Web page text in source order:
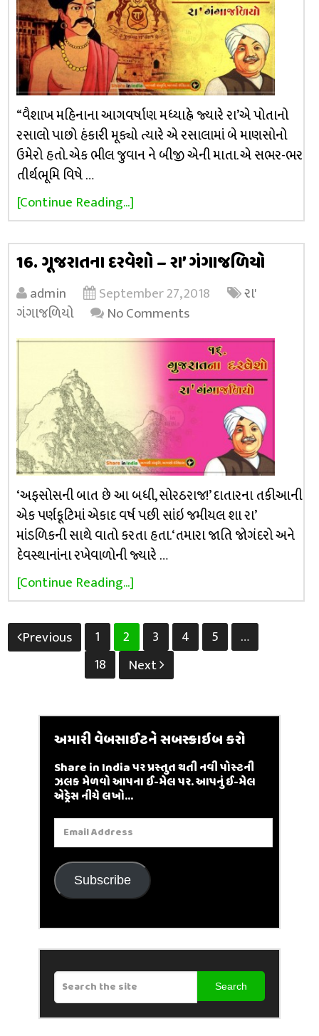
“વૈશાખ મહિનાના આગવર્ષાણ મધ્યાહ્ને જ્યારે રા’એ પોતાનો
રસાલો પાછો હંકારી મૂક્યો ત્યારે એ રસાલામાં બે માણસોનો
ઉમેરો હતો. એક ભીલ જુવાન ને બીજી એની માતા. એ સભર-ભર
તીર્થભૂમિ વિષે …
[Continue Reading...]
16. ગૂજરાતના દરવેશો – રા’ ગંગાજળિયો
admin September 27, 2018
રા'
ગંગાજળિયો
No Comments
‘અફસોસની બાત છે આ બધી, સોરઠરાજ!’ દાતારના તકીઆની
એક પર્ણકૂટિમાં એકાદ વર્ષ પછી સાંઇ જમીયલ શા રા’
માંડળિકની સાથે વાતો કરતા હતા. ‘તમારા જાતિ જોગંદરો અને
દેવસ્થાનાંના રખેવાળોની જ્યારે …
[Continue Reading...]
Posts
pagination
Previous 1 2 3 4 5
…
18
Next
અમારી વેબસાઈટને સબસ્ક્રાઇબ કરો
Share in India પર પ્રસ્તુત થતી નવી પોસ્ટની
ઝલક મેળવો આપના ઈ-મેલ પર. આપનું ઈ-મેલ
એડ્રેસ નીચે લખો...
Email
Address
Subscribe
Search